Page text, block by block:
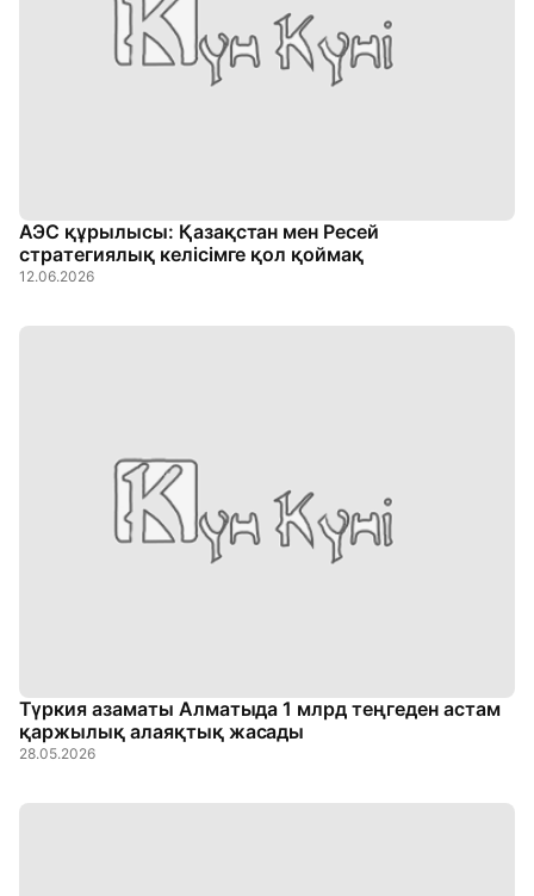
АЭС құрылысы: Қазақстан мен Ресей
стратегиялық келісімге қол қоймақ
12.06.2026
Түркия азаматы Алматыда 1 млрд теңгеден астам
қаржылық алаяқтық жасады
28.05.2026